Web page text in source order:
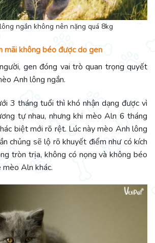
ngắn không nên nặng quá 8kg
mãi không béo được do gen
gen đóng vai trò quan trọng quyết
Anh lông ngắn.
3 tháng tuổi thì khó nhận dạng được vì
tự nhau, nhưng khi mèo Aln 6 tháng
biệt mới rõ rệt. Lúc này mèo Anh lông
chủng sẽ lộ rõ khuyết điểm như có kích
tròn trịa, không có nọng và không béo
Aln khác.